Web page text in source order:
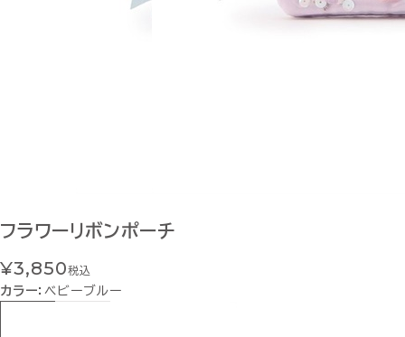
フラワーリボンポーチ
¥3,850税込
カラー：ベビーブルー